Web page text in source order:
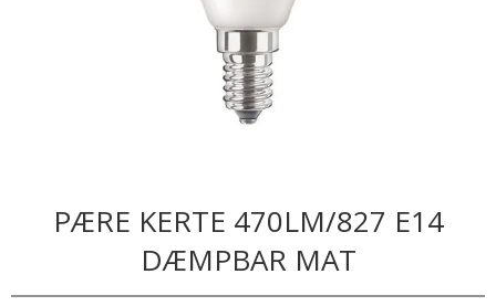
PÆRE KERTE 470LM/827 E14
DÆMPBAR MAT